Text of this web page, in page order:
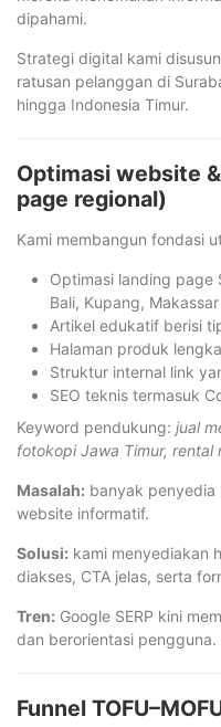
dipahami.
Strategi digital kami
ratusan pelanggan di
hingga Indonesia Timur.
Optimasi website
page regional)
Kami membangun fondasi
Optimasi landing page
Bali, Kupang, Makassar
Artikel edukatif berisi
Halaman produk
Struktur internal link
SEO teknis termasuk
Keyword pendukung: jual
fotokopi Jawa Timur, rental
Masalah: banyak penyedia
website informatif.
Solusi: kami menyediakan
diakses, CTA jelas, serta
Tren: Google SERP kini
dan berorientasi pengguna.
Funnel